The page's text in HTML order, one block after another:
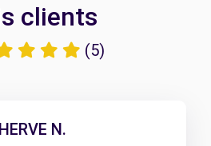
clients
(5)
HERVE N.